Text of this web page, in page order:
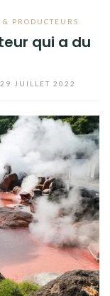
& PRODUCTEURS
qui a du
29 JUILLET 2022